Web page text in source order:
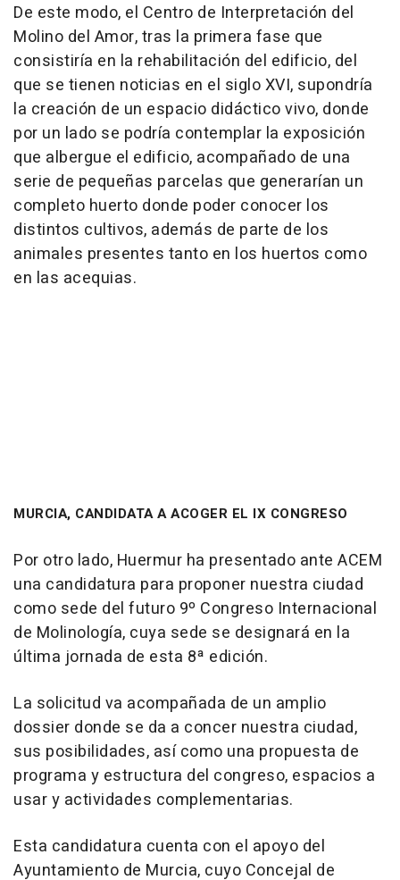
De este modo, el Centro de Interpretación del
Molino del Amor, tras la primera fase que
consistiría en la rehabilitación del edificio, del
que se tienen noticias en el siglo XVI, supondría
la creación de un espacio didáctico vivo, donde
por un lado se podría contemplar la exposición
que albergue el edificio, acompañado de una
serie de pequeñas parcelas que generarían un
completo huerto donde poder conocer los
distintos cultivos, además de parte de los
animales presentes tanto en los huertos como
en las acequias.
MURCIA, CANDIDATA A ACOGER EL IX CONGRESO
Por otro lado, Huermur ha presentado ante ACEM
una candidatura para proponer nuestra ciudad
como sede del futuro 9º Congreso Internacional
de Molinología, cuya sede se designará en la
última jornada de esta 8ª edición.
La solicitud va acompañada de un amplio
dossier donde se da a concer nuestra ciudad,
sus posibilidades, así como una propuesta de
programa y estructura del congreso, espacios a
usar y actividades complementarias.
Esta candidatura cuenta con el apoyo del
Ayuntamiento de Murcia, cuyo Concejal de